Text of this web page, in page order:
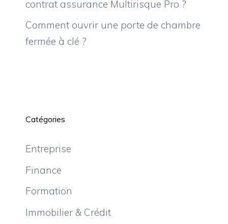
contrat assurance Multirisque Pro ?
Comment ouvrir une porte de chambre
fermée à clé ?
Catégories
Entreprise
Finance
Formation
Immobilier & Crédit